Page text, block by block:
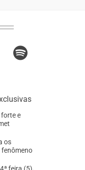
e
os
fenômeno